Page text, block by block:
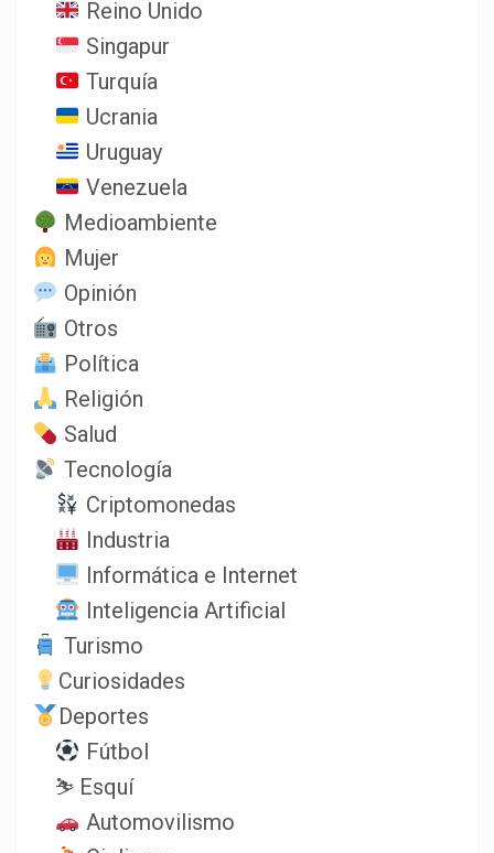
Reino Unido
Singapur
Turquía
Ucrania
Uruguay
Venezuela
Medioambiente
Mujer
Opinión
Otros
Política
Religión
Salud
Tecnología
Criptomonedas
Industria
Informática e Internet
Inteligencia Artificial
Turismo
Curiosidades
Deportes
Fútbol
⛷️ Esquí
Automovilismo